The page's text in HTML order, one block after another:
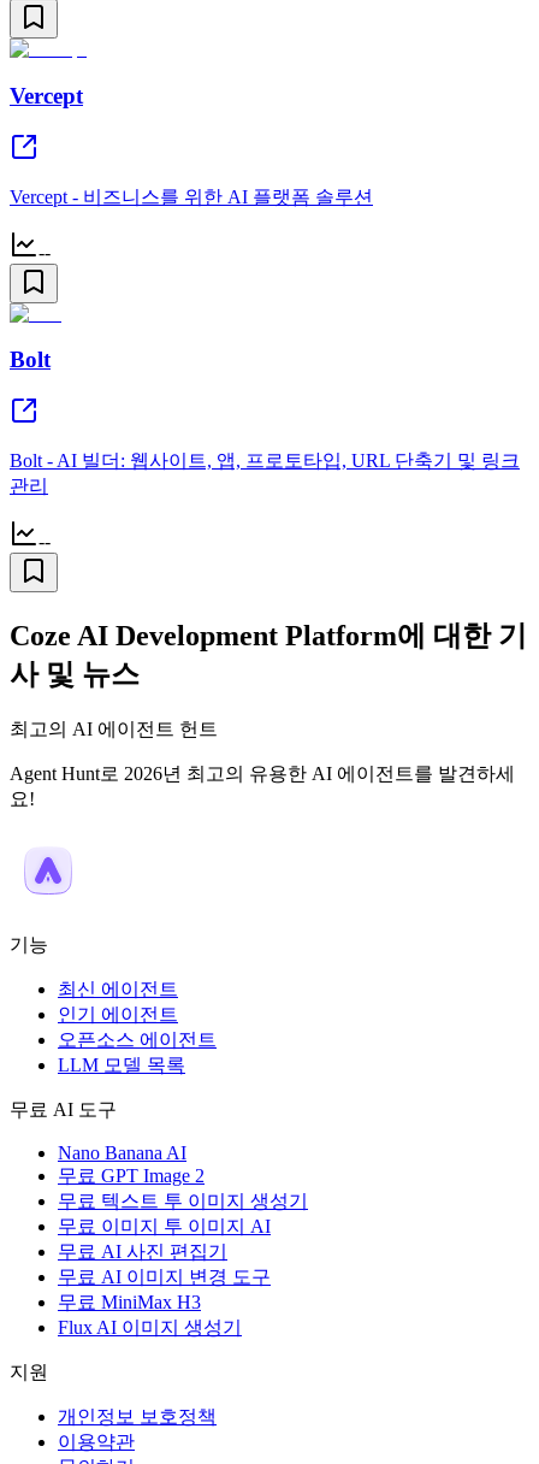
Vercept
Vercept - 비즈니스를 위한 AI 플랫폼 솔루션
--
Bolt
Bolt - AI 빌더: 웹사이트, 앱, 프로토타입, URL 단축기 및 링크
관리
--
Coze AI Development Platform에 대한 기
사 및 뉴스
최고의 AI 에이전트 헌트
Agent Hunt로 2026년 최고의 유용한 AI 에이전트를 발견하세
요!
기능
최신 에이전트
인기 에이전트
오픈소스 에이전트
LLM 모델 목록
무료 AI 도구
Nano Banana AI
무료 GPT Image 2
무료 텍스트 투 이미지 생성기
무료 이미지 투 이미지 AI
무료 AI 사진 편집기
무료 AI 이미지 변경 도구
무료 MiniMax H3
Flux AI 이미지 생성기
지원
개인정보 보호정책
이용약관